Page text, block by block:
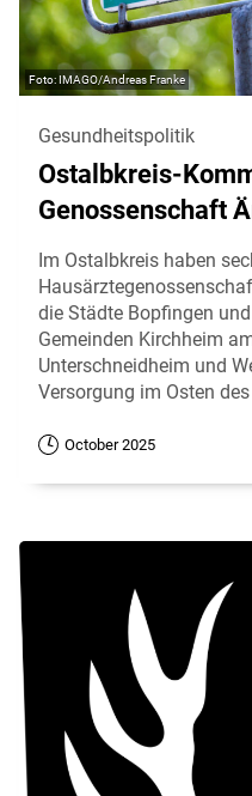
IMAGO/Andreas Franke
Gesundheitspolitik
Ostalbkreis-
Genossenschaft
Im Ostalbkreis haben
die Städte Bopfingen
Gemeinden Kirchheim
Unterschneidheim und
Versorgung im Osten
October 2025